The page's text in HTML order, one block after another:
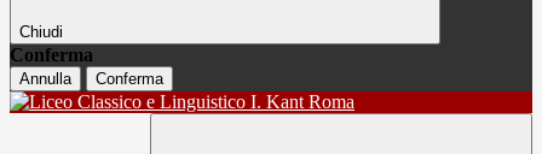
Chiudi
Conferma
Annulla Conferma